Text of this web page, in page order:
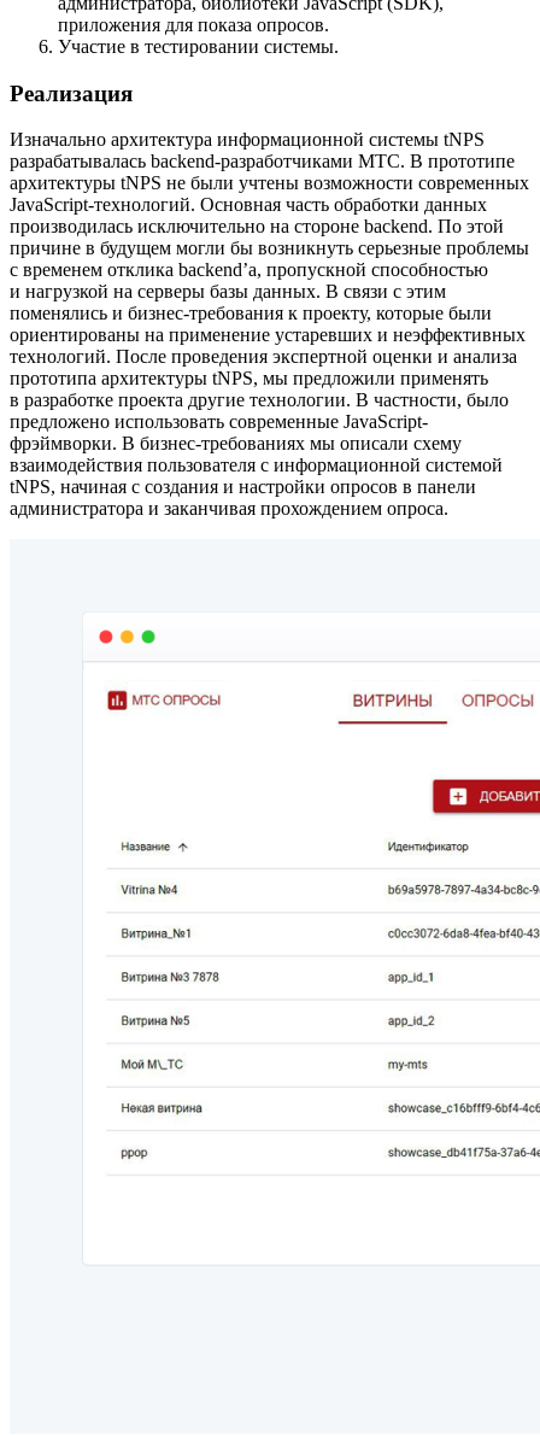
приложения для показа опросов.
Участие в тестировании системы.
Реализация
Изначально архитектура информационной системы tNPS
разрабатывалась backend-разработчиками МТС. В прототипе
архитектуры tNPS не были учтены возможности современных
JavaScript-технологий. Основная часть обработки данных
производилась исключительно на стороне backend. По этой
причине в будущем могли бы возникнуть серьезные проблемы
с временем отклика backend’а, пропускной способностью
и нагрузкой на серверы базы данных. В связи с этим
поменялись и бизнес-требования к проекту, которые были
ориентированы на применение устаревших и неэффективных
технологий. После проведения экспертной оценки и анализа
прототипа архитектуры tNPS, мы предложили применять
в разработке проекта другие технологии. В частности, было
предложено использовать современные JavaScript-
фрэймворки. В бизнес-требованиях мы описали схему
взаимодействия пользователя с информационной системой
tNPS, начиная с создания и настройки опросов в панели
администратора и заканчивая прохождением опроса.